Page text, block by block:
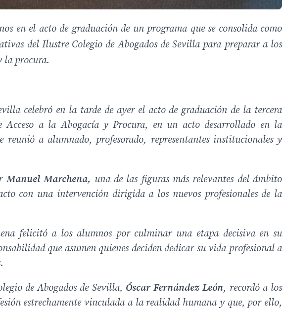
en el acto de graduación de un programa que se consolida como
del Ilustre Colegio de Abogados de Sevilla para preparar a los
la procura.
celebró en la tarde de ayer el acto de graduación de la tercera
Acceso a la Abogacía y Procura, en un acto desarrollado en la
a alumnado, profesorado, representantes institucionales y
Manuel Marchena, una de las figuras más relevantes del ámbito
con una intervención dirigida a los nuevos profesionales de la
felicitó a los alumnos por culminar una etapa decisiva en su
que asumen quienes deciden dedicar su vida profesional a
de Abogados de Sevilla, Óscar Fernández León, recordó a los
estrechamente vinculada a la realidad humana y que, por ello,